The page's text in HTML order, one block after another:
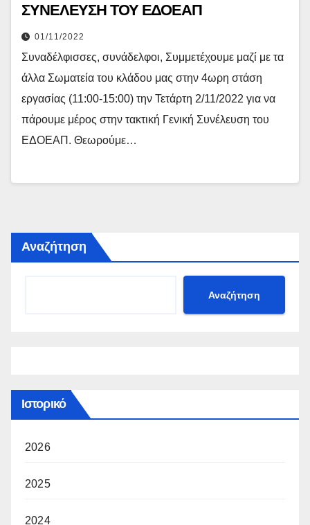
ΣΥΝΕΛΕΥΣΗ ΤΟΥ ΕΔΟΕΑΠ
01/11/2022
Συναδέλφισσες, συνάδελφοι, Συμμετέχουμε μαζί με τα
άλλα Σωματεία του κλάδου μας στην 4ωρη στάση
εργασίας (11:00-15:00) την Τετάρτη 2/11/2022 για να
πάρουμε μέρος στην τακτική Γενική Συνέλευση του
ΕΔΟΕΑΠ. Θεωρούμε…
Αναζήτηση
Αναζήτηση
Ιστορικό
2026
2025
2024